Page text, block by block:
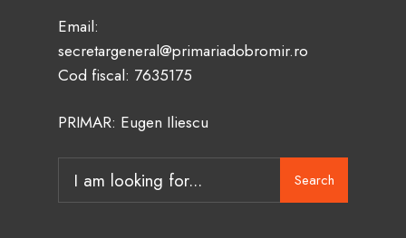
Email:
secretargeneral@primariadobromir.ro
Cod fiscal: 7635175
PRIMAR: Eugen Iliescu
for:
Search